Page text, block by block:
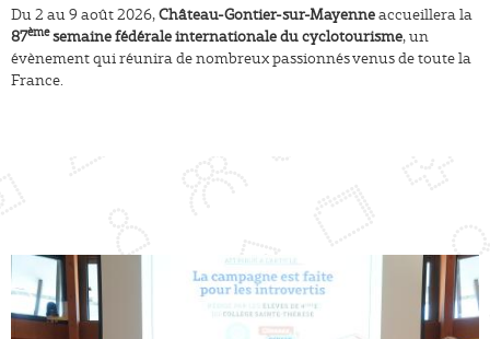
Du 2 au 9 août 2026,Château-Gontier-sur-Mayenneaccueillera la
87èmesemaine fédérale internationale du cyclotourisme, un
évènement qui réunira de nombreux passionnés venus de toute la
France.